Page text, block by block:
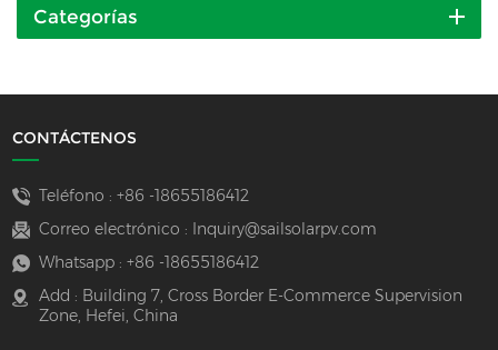
Categorías
CONTÁCTENOS
Teléfono : +86 -18655186412
Correo electrónico :
Inquiry@sailsolarpv.com
Whatsapp : +86 -18655186412
Add : Building 7, Cross Border E-Commerce Supervision
Zone, Hefei, China